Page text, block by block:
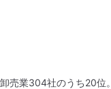
売業304社のうち20位。